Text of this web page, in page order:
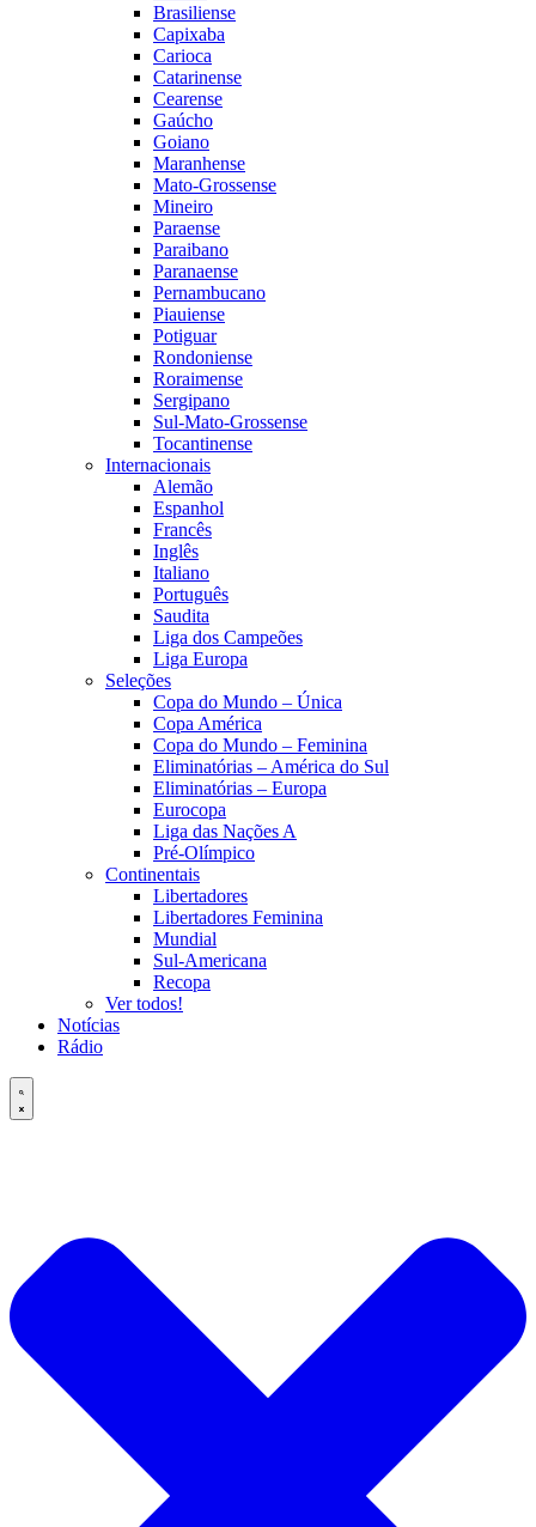
Brasiliense
Capixaba
Carioca
Catarinense
Cearense
Gaúcho
Goiano
Maranhense
Mato-Grossense
Mineiro
Paraense
Paraibano
Paranaense
Pernambucano
Piauiense
Potiguar
Rondoniense
Roraimense
Sergipano
Sul-Mato-Grossense
Tocantinense
Internacionais
Alemão
Espanhol
Francês
Inglês
Italiano
Português
Saudita
Liga dos Campeões
Liga Europa
Seleções
Copa do Mundo – Única
Copa América
Copa do Mundo – Feminina
Eliminatórias – América do Sul
Eliminatórias – Europa
Eurocopa
Liga das Nações A
Pré-Olímpico
Continentais
Libertadores
Libertadores Feminina
Mundial
Sul-Americana
Recopa
Ver todos!
Notícias
Rádio